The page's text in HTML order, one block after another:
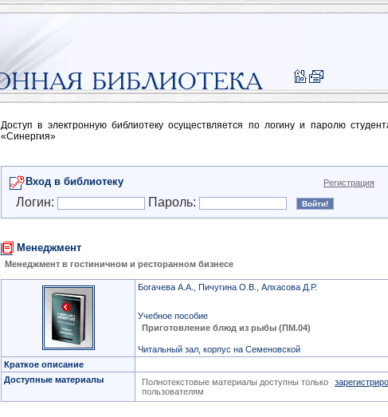
Доступ в электронную библиотеку осуществляется по логину и паролю
«Синергия»
Вход в библиотеку Регистрация
Логин: Пароль:
Менеджмент
Менеджмент в гостиничном и ресторанном бизнесе
Богачева А.А., Пичугина О.В., Алхасова Д.Р.
Учебное пособие
Приготовление блюд из рыбы (ПМ.04)
Читальный зал, корпус на Семеновской
Краткое описание
Доступные материалы
Полнотекстовые материалы доступны только
пользователям